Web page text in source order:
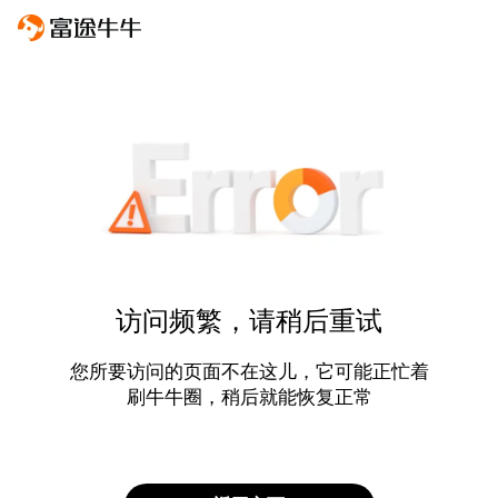
访问频繁，请稍后重试
您所要访问的页面不在这儿，它可能正忙着
刷牛牛圈，稍后就能恢复正常